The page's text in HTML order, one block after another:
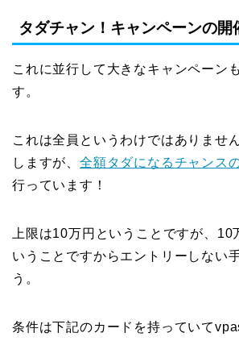
タダチャン！キャンペーンの開
これに並行して大きなキャンペーン
す。
これは全員というわけではありませ
しますが、 全額タダになるチャンス
行っています！
上限は10万円ということですが、10
いうことですからエントリーしない
う。
条件は下記のカードを持っていて